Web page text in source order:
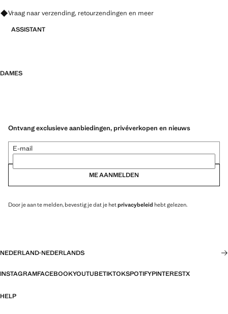
Vraag naar verzending, retourzendingen en meer
ASSISTANT
DAMES
Ontvang exclusieve aanbiedingen, privéverkopen en nieuws
E-mail
ME AANMELDEN
Door je aan te melden, bevestig je dat je hetprivacybeleid hebt gelezen.
NEDERLAND·NEDERLANDS
INSTAGRAMFACEBOOKYOUTUBETIKTOKSPOTIFYPINTERESTX
HELP